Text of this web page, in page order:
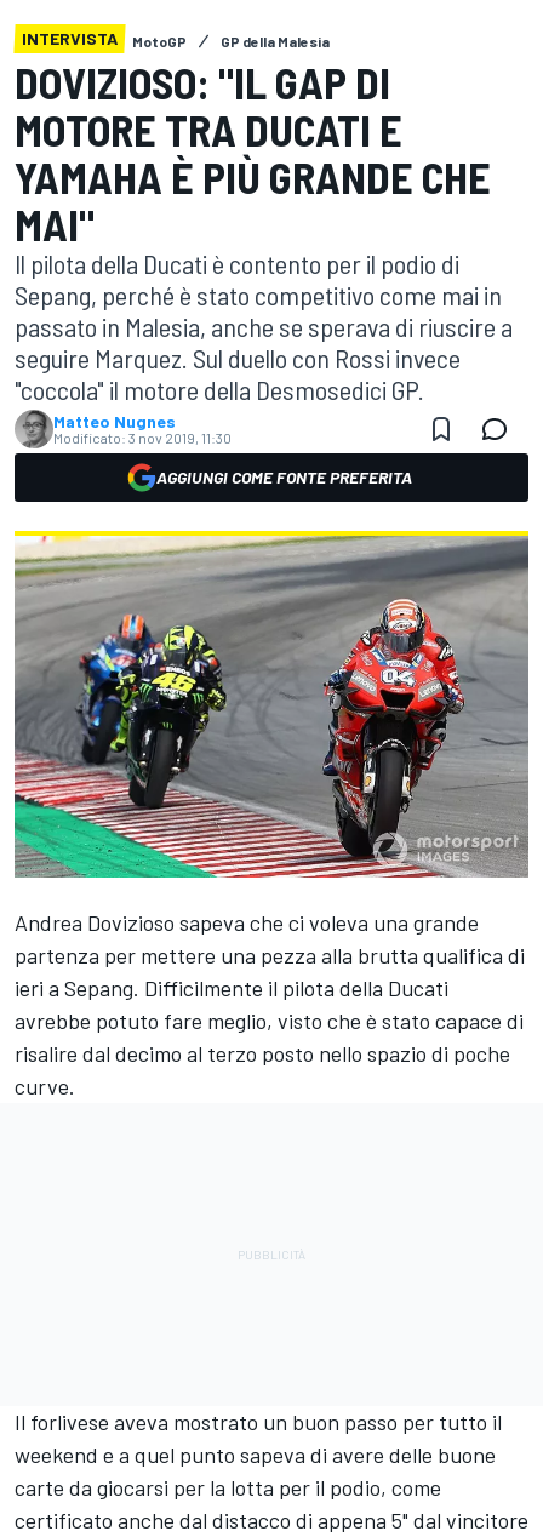
INTERVISTA MotoGP GP della Malesia
DOVIZIOSO: "IL GAP DI
MOTORE TRA DUCATI E
YAMAHA È PIÙ GRANDE CHE
MAI"
Il pilota della Ducati è contento per il podio di
Sepang, perché è stato competitivo come mai in
passato in Malesia, anche se sperava di riuscire a
seguire Marquez. Sul duello con Rossi invece
"coccola" il motore della Desmosedici GP.
Matteo Nugnes
Modificato: 3 nov 2019, 11:30
AGGIUNGI COME FONTE PREFERITA
Andrea Dovizioso sapeva che ci voleva una grande
partenza per mettere una pezza alla brutta qualifica di
ieri a Sepang. Difficilmente il pilota della Ducati
avrebbe potuto fare meglio, visto che è stato capace di
risalire dal decimo al terzo posto nello spazio di poche
curve.
Il forlivese aveva mostrato un buon passo per tutto il
weekend e a quel punto sapeva di avere delle buone
carte da giocarsi per la lotta per il podio, come
certificato anche dal distacco di appena 5" dal vincitore